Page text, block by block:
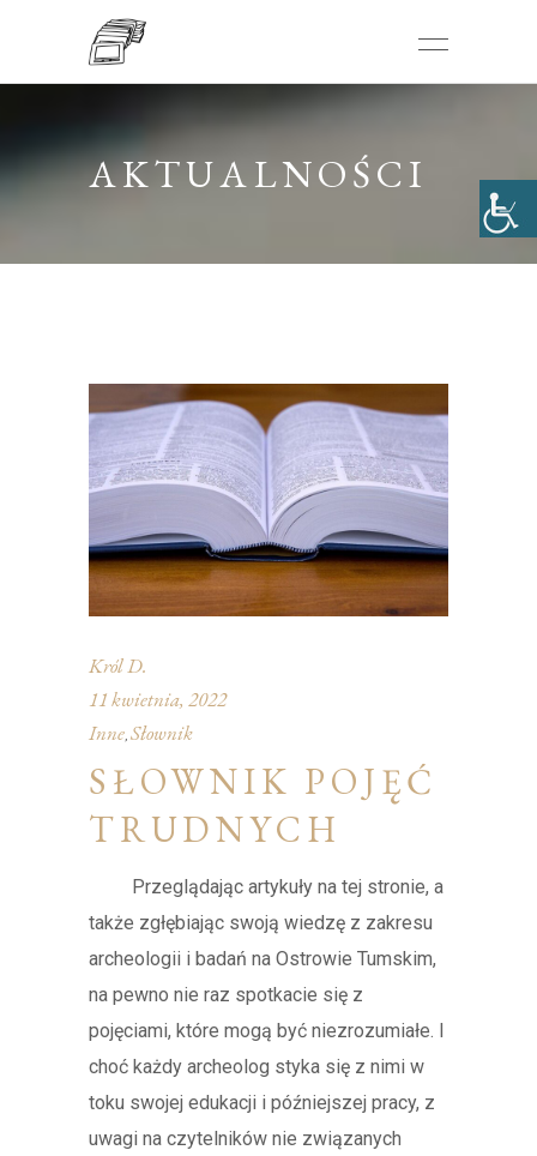
AKTUALNOŚCI
Król D.
11 kwietnia, 2022
Inne, Słownik
SŁOWNIK POJĘĆ
TRUDNYCH
Przeglądając artykuły na tej stronie, a
także zgłębiając swoją wiedzę z zakresu
archeologii i badań na Ostrowie Tumskim,
na pewno nie raz spotkacie się z
pojęciami, które mogą być niezrozumiałe. I
choć każdy archeolog styka się z nimi w
toku swojej edukacji i późniejszej pracy, z
uwagi na czytelników nie związanych